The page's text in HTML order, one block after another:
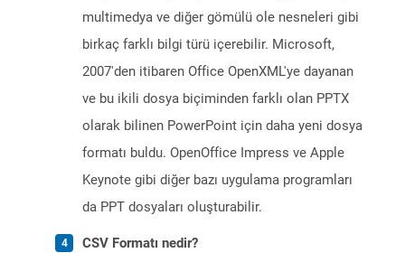
multimedya ve diğer gömülü ole nesneleri gibi
birkaç farklı bilgi türü içerebilir. Microsoft,
2007'den itibaren Office OpenXML'ye dayanan
ve bu ikili dosya biçiminden farklı olan PPTX
olarak bilinen PowerPoint için daha yeni dosya
formatı buldu. OpenOffice Impress ve Apple
Keynote gibi diğer bazı uygulama programları
da PPT dosyaları oluşturabilir.
CSV Formatı nedir?